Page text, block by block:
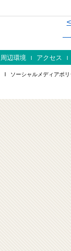
周辺環境 アクセス
ソーシャルメディアポ